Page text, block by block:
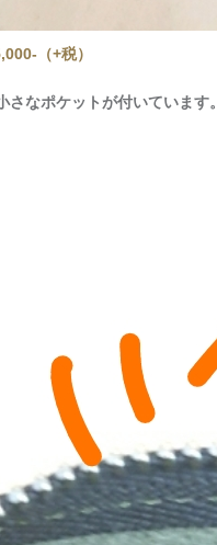
（+税）
なポケットが付いています。